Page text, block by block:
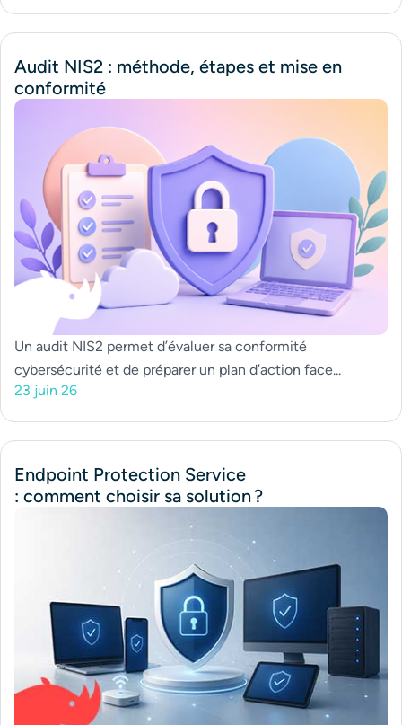
Audit NIS2 : méthode, étapes et mise en
conformité
Un audit NIS2 permet d’évaluer sa conformité
cybersécurité et de préparer un plan d’action face...
23 juin 26
Endpoint Protection Service
: comment choisir sa solution ?